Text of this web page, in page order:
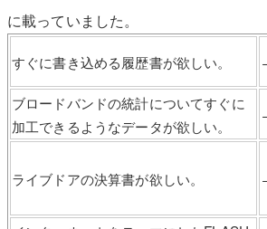
に載っていました。
すぐに書き込める履歴書が欲しい。
ブロードバンドの統計についてすぐに
加工できるようなデータが欲しい。
ライブドアの決算書が欲しい。